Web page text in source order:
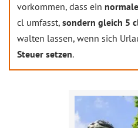
vorkommen, dass ein
cl umfasst, sondern gleich 5
walten lassen, wenn sich
Steuer setzen.